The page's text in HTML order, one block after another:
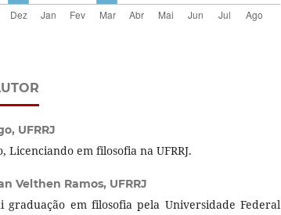
UFRRJ
Licenciando em filosofia na UFRRJ.
Velthen Ramos, UFRRJ
graduação em filosofia pela Universidade Federal